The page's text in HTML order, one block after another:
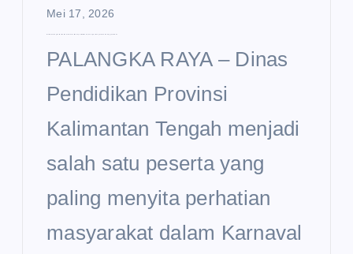
Mei 17, 2026
PALANGKA RAYA – Dinas
Pendidikan Provinsi
Kalimantan Tengah menjadi
salah satu peserta yang
paling menyita perhatian
masyarakat dalam Karnaval